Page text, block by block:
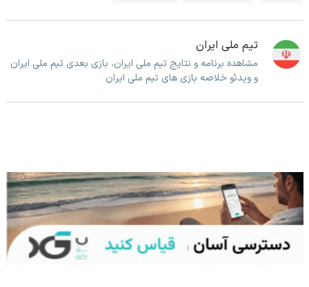
تیم ملی ایران
مشاهده برنامه و نتایج تیم ملی ایران، بازی بعدی تیم ملی ایران
و ویدئو خلاصه بازی های تیم ملی ایران